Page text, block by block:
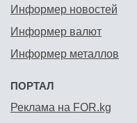
Информер новостей
Информер валют
Информер металлов
ПОРТАЛ
Реклама на FOR.kg